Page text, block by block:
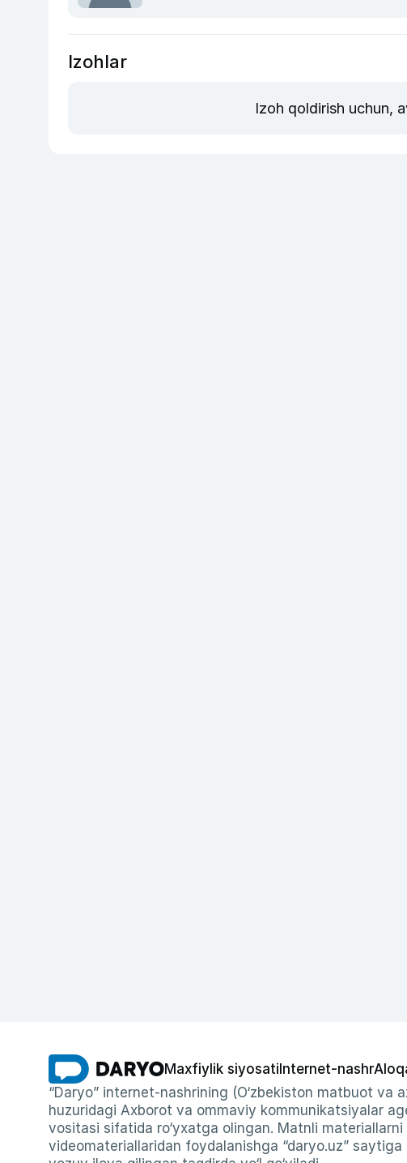
Izohlar
Izoh qoldirish uchun,
Maxfiylik siyosati Internet-nashr
“Daryo” internet-nashrining (O‘zbekiston matbuot va
huzuridagi Axborot va ommaviy kommunikatsiyalar
vositasi sifatida ro‘yxatga olingan. Matnli
videomateriallaridan foydalanishga “daryo.uz”